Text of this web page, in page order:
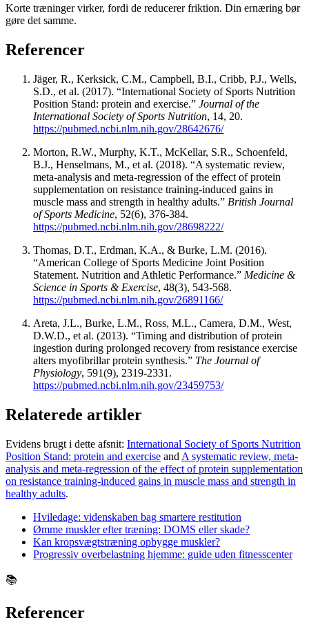
Korte træninger virker, fordi de reducerer friktion. Din ernæring bør
gøre det samme.
Referencer
Jäger, R., Kerksick, C.M., Campbell, B.I., Cribb, P.J., Wells,
S.D., et al. (2017). “International Society of Sports Nutrition
Position Stand: protein and exercise.” Journal of the
International Society of Sports Nutrition, 14, 20.
https://pubmed.ncbi.nlm.nih.gov/28642676/
Morton, R.W., Murphy, K.T., McKellar, S.R., Schoenfeld,
B.J., Henselmans, M., et al. (2018). “A systematic review,
meta-analysis and meta-regression of the effect of protein
supplementation on resistance training-induced gains in
muscle mass and strength in healthy adults.” British Journal
of Sports Medicine, 52(6), 376-384.
https://pubmed.ncbi.nlm.nih.gov/28698222/
Thomas, D.T., Erdman, K.A., & Burke, L.M. (2016).
“American College of Sports Medicine Joint Position
Statement. Nutrition and Athletic Performance.” Medicine &
Science in Sports & Exercise, 48(3), 543-568.
https://pubmed.ncbi.nlm.nih.gov/26891166/
Areta, J.L., Burke, L.M., Ross, M.L., Camera, D.M., West,
D.W.D., et al. (2013). “Timing and distribution of protein
ingestion during prolonged recovery from resistance exercise
alters myofibrillar protein synthesis.” The Journal of
Physiology, 591(9), 2319-2331.
https://pubmed.ncbi.nlm.nih.gov/23459753/
Relaterede artikler
Evidens brugt i dette afsnit: International Society of Sports Nutrition
Position Stand: protein and exercise and A systematic review, meta-
analysis and meta-regression of the effect of protein supplementation
on resistance training-induced gains in muscle mass and strength in
healthy adults.
Hviledage: videnskaben bag smartere restitution
Ømme muskler efter træning: DOMS eller skade?
Kan kropsvægtstræning opbygge muskler?
Progressiv overbelastning hjemme: guide uden fitnesscenter
📚
Referencer